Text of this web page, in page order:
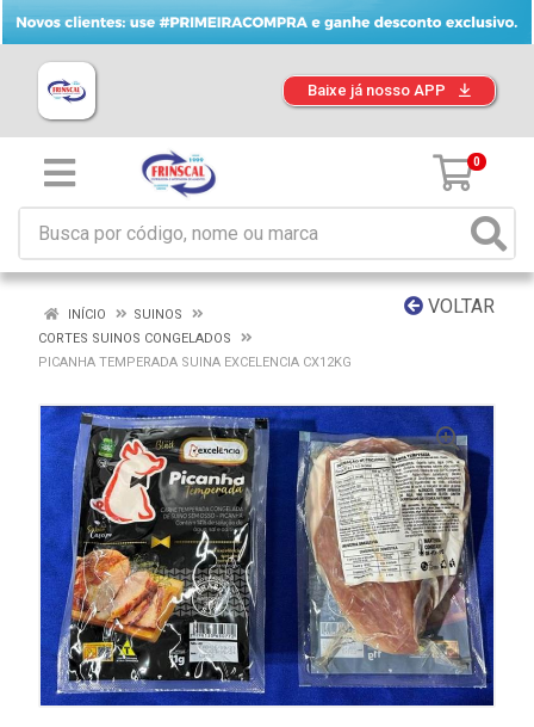
Baixe já nosso APP
0
VOLTAR
INÍCIO
SUINOS
CORTES SUINOS CONGELADOS
PICANHA TEMPERADA SUINA EXCELENCIA CX12KG